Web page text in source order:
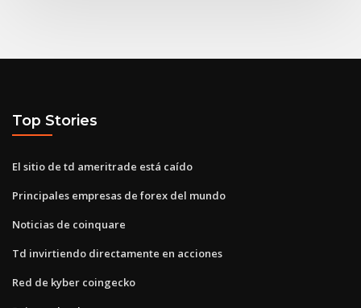
Top Stories
El sitio de td ameritrade está caído
Principales empresas de forex del mundo
Noticias de coinquare
Td invirtiendo directamente en acciones
Red de kyber coingecko